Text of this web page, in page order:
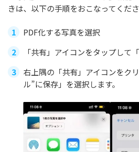
きは、以下の手順をおこなってくださ
PDF化する写真を選択
「共有」アイコンをタップして
右上隅の「共有」アイコンをク
ル”に保存」を選択します。